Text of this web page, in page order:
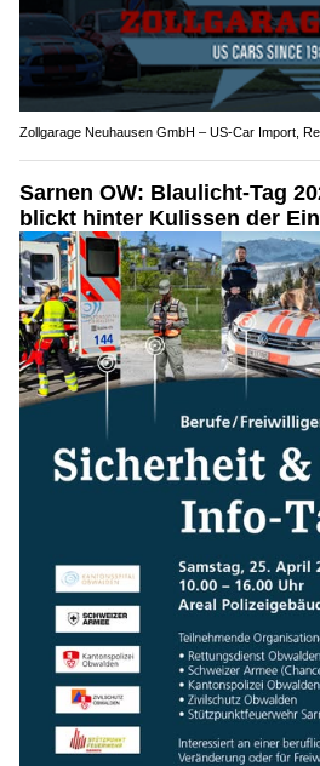
Zollgarage Neuhausen GmbH – US-Car Import,
Sarnen OW: Blaulicht-Tag
blickt hinter Kulissen der